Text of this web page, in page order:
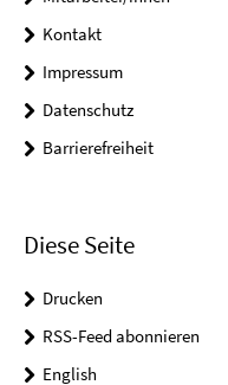
Kontakt
Impressum
Datenschutz
Barrierefreiheit
Diese Seite
Drucken
RSS-Feed abonnieren
English